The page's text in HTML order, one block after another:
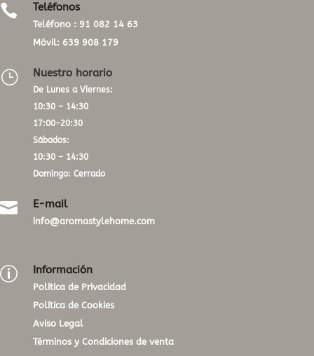
 Teléfonos
Teléfono : 91 082 14 63
Móvil: 639 908 179
} Nuestro horario
De Lunes a Viernes:
10:30 – 14:30
17:00-20:30
Sábados:
10:30 – 14:30
Domingo: Cerrado
 E-mail
info@aromastylehome.com
p Información
Política de Privacidad
Política de Cookies
Aviso Legal
Términos y Condiciones de venta